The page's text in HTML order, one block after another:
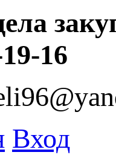
16
Вход